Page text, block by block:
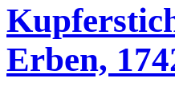
Erben,